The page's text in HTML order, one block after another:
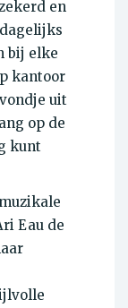
en
bij elke
kantoor
uit
op de
kunt
Eau de